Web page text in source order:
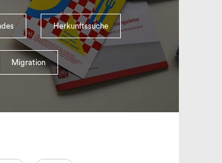
Herkunftssuche
Migration